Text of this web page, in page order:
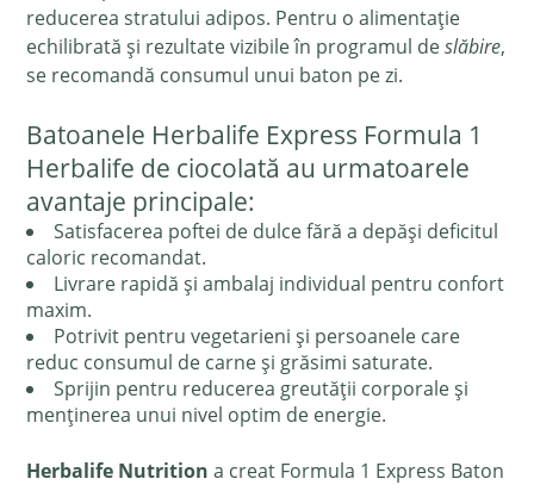
reducerea stratului adipos. Pentru o alimentație
echilibrată și rezultate vizibile în programul deslăbire,
se recomandă consumul unui baton pe zi.
Batoanele Herbalife Express Formula 1
Herbalife de ciocolată au urmatoarele
avantaje principale:
Satisfacerea poftei de dulce fără a depăși deficitul
caloric recomandat.
Livrare rapidă și ambalaj individual pentru confort
maxim.
Potrivit pentru vegetarieni și persoanele care
reduc consumul de carne și grăsimi saturate.
Sprijin pentru reducerea greutății corporale și
menținerea unui nivel optim de energie.
Herbalife Nutrition a creat Formula 1 Express Baton